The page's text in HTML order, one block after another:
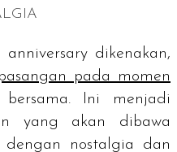
anniversarydikenakan,
pada momen
Ini menjadi
yang akan dibawa
dengan nostalgia dan